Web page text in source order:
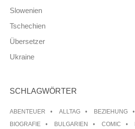
Slowenien
Tschechien
Übersetzer
Ukraine
SCHLAGWÖRTER
ABENTEUER ALLTAG BEZIEHUNG
BIOGRAFIE
BULGARIEN COMIC